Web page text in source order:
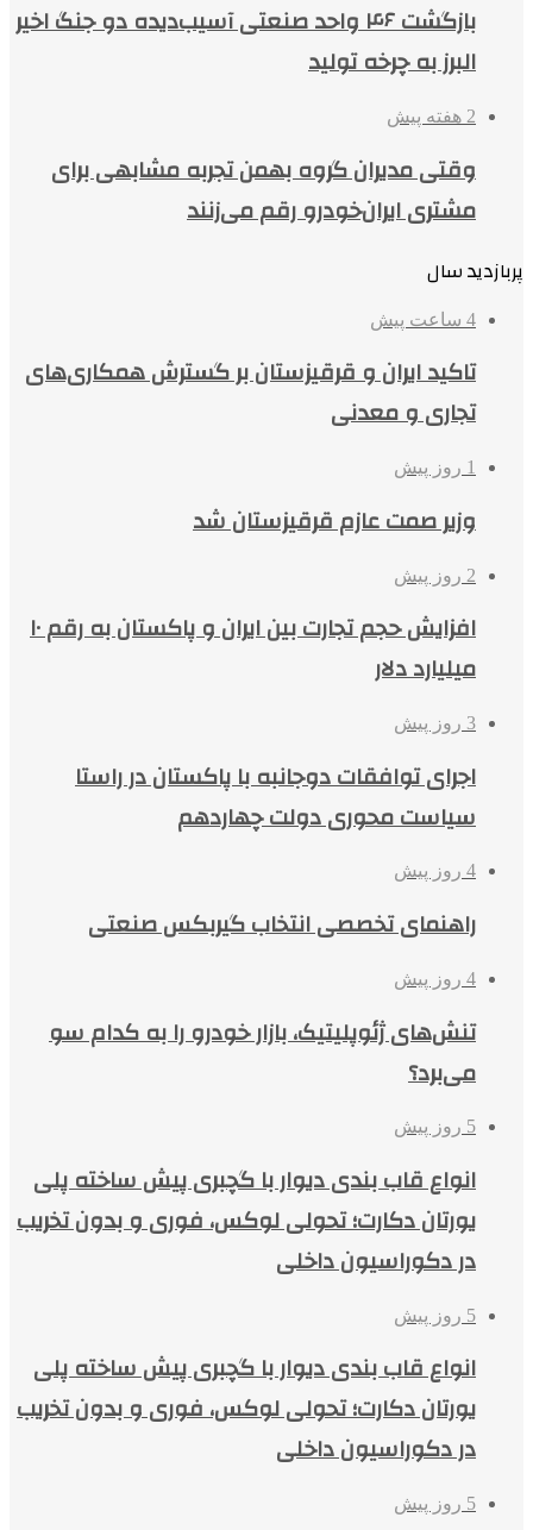
بازگشت ۴۶ واحد صنعتی آسیب‌دیده دو جنگ اخیر
البرز به چرخه تولید
2 هفته پیش
وقتی مدیران گروه بهمن تجربه مشابهی برای
مشتری ایران‌خودرو رقم می‌زنند
پربازدید سال
4 ساعت پیش
تاکید ایران و قرقیزستان بر گسترش همکاری‌های
تجاری و معدنی
1 روز پیش
وزیر صمت عازم قرقیزستان شد
2 روز پیش
افزایش حجم تجارت بین ایران و پاکستان به رقم ۱۰
میلیارد دلار
3 روز پیش
اجرای توافقات دوجانبه با پاکستان در راستا
سیاست محوری دولت چهاردهم
4 روز پیش
راهنمای تخصصی انتخاب گیربکس صنعتی
4 روز پیش
تنش‌های ژئوپلیتیک، بازار خودرو را به کدام سو
می‌برد؟
5 روز پیش
انواع قاب بندی دیوار با گچبری پیش ساخته پلی
یورتان دکارت؛ تحولی لوکس، فوری و بدون تخریب
در دکوراسیون داخلی
5 روز پیش
انواع قاب بندی دیوار با گچبری پیش ساخته پلی
یورتان دکارت؛ تحولی لوکس، فوری و بدون تخریب
در دکوراسیون داخلی
5 روز پیش